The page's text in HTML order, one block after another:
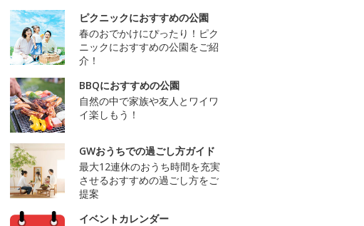
ピクニックにおすすめの公園
春のおでかけにぴったり！ピク
ニックにおすすめの公園をご紹
介！
BBQにおすすめの公園
自然の中で家族や友人とワイワ
イ楽しもう！
GWおうちでの過ごし方ガイド
最大12連休のおうち時間を充実
させるおすすめの過ごし方をご
提案
イベントカレンダー